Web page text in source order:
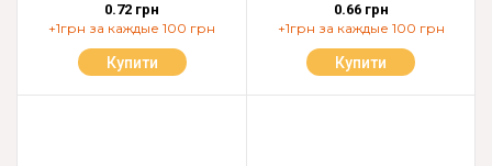
0.72 грн
+1грн за каждые 100 грн
Купити
0.66 грн
+1грн за каждые 100 грн
Купити